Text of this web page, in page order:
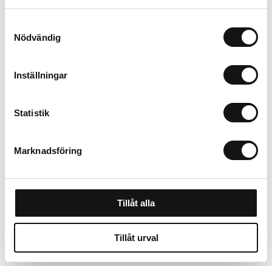
samlat in när du har använt deras tjänster.
Nödvändig
Inställningar
Statistik
Marknadsföring
Tillåt alla
Tillåt urval
3 494 kr